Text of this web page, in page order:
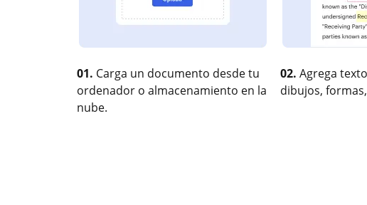
01. Carga un documento desde tu
ordenador o almacenamiento en la
nube.
02. Agrega
dibujos,